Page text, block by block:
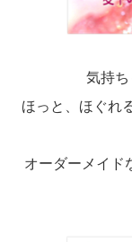
気持ち
ほっと、ほぐれ
オーダーメイド